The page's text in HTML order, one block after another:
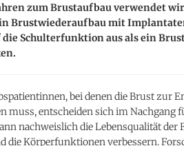
zum Brustaufbau verwendet
Brustwiederaufbau mit
Schulterfunktion aus als ein
bei denen die Brust zur
muss, entscheiden sich im Nachgang
nachweislich die Lebensqualität der
die Körperfunktionen verbessern.